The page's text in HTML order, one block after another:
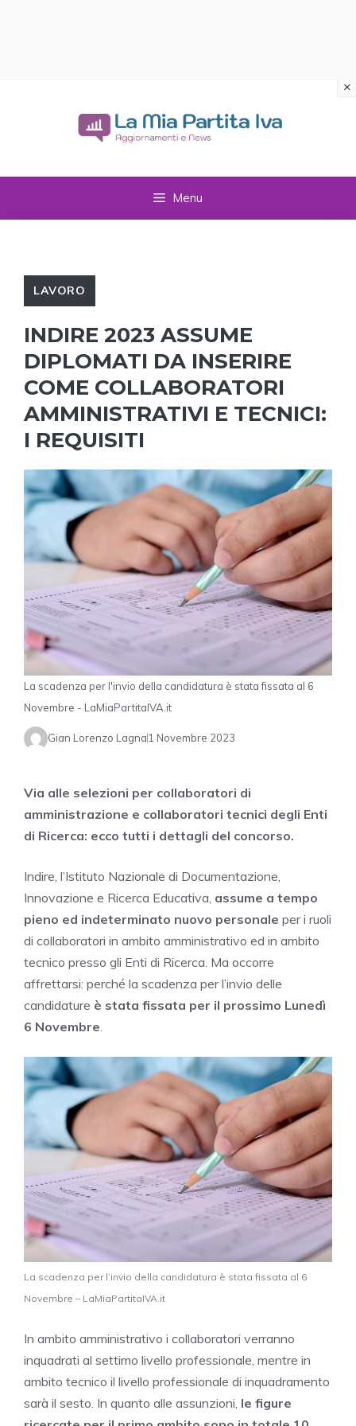
Menu
LAVORO
INDIRE 2023 ASSUME
DIPLOMATI DA INSERIRE
COME COLLABORATORI
AMMINISTRATIVI E TECNICI:
I REQUISITI
La scadenza per l'invio della candidatura è stata fissata al 6
Novembre - LaMiaPartitaIVA.it
Gian Lorenzo Lagna 1 Novembre 2023
Via alle selezioni per collaboratori di
amministrazione e collaboratori tecnici degli Enti
di Ricerca: ecco tutti i dettagli del concorso.
Indire, l’Istituto Nazionale di Documentazione,
Innovazione e Ricerca Educativa, assume a tempo
pieno ed indeterminato nuovo personale per i ruoli
di collaboratori in ambito amministrativo ed in ambito
tecnico presso gli Enti di Ricerca. Ma occorre
affrettarsi: perché la scadenza per l’invio delle
candidature è stata fissata per il prossimo Lunedì
6 Novembre
La scadenza per l’invio della candidatura è stata fissata al 6
Novembre – LaMiaPartitaIVA.it
In ambito amministrativo i collaboratori verranno
inquadrati al settimo livello professionale, mentre in
ambito tecnico il livello professionale di inquadramento
sarà il sesto. In quanto alle assunzioni, le figure
×